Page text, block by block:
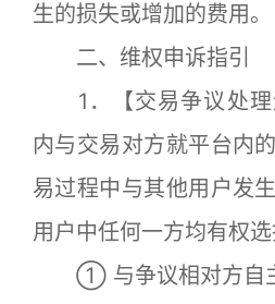
生的损失或增加的费用。
二、维权申诉指引
1．【交易争议处理
内与交易对方就平台内
易过程中与其他用户发
用户中任何一方均有权选
① 与争议相对方自主